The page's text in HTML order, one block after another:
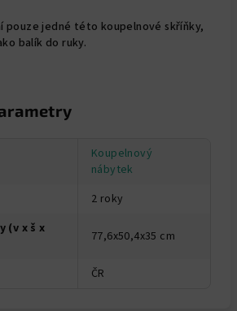
pouze jedné této koupelnové skříňky,
balík do ruky.
Koupelnový
nábytek
2 roky
(v x š x
77,6x50,4x35 cm
ČR